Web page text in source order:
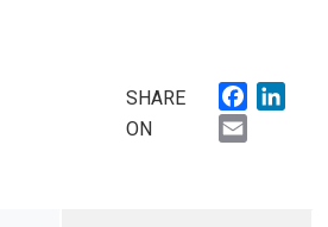
SHARE
ON